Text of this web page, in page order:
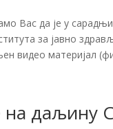
Вас да је у
за јавно
видео материјал
даљину